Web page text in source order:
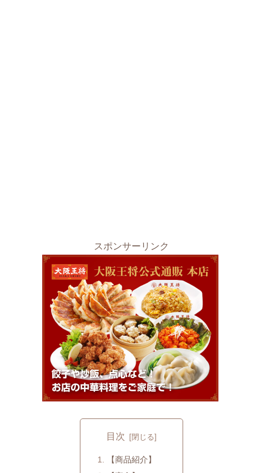
スポンサーリンク
目次
【商品紹介】